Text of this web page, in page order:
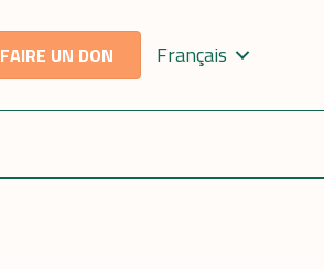
FAIRE UN DON Français